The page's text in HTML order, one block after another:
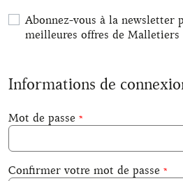
Abonnez-vous à la newsletter
meilleures offres de Malletiers
Informations de
Mot de passe
Confirmer votre mot de passe